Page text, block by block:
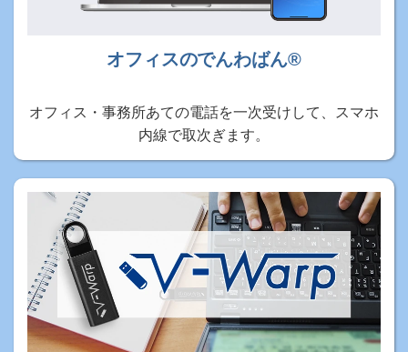
オフィスのでんわばん®
オフィス・事務所あての電話を一次受けして、スマホ
内線で取次ぎます。